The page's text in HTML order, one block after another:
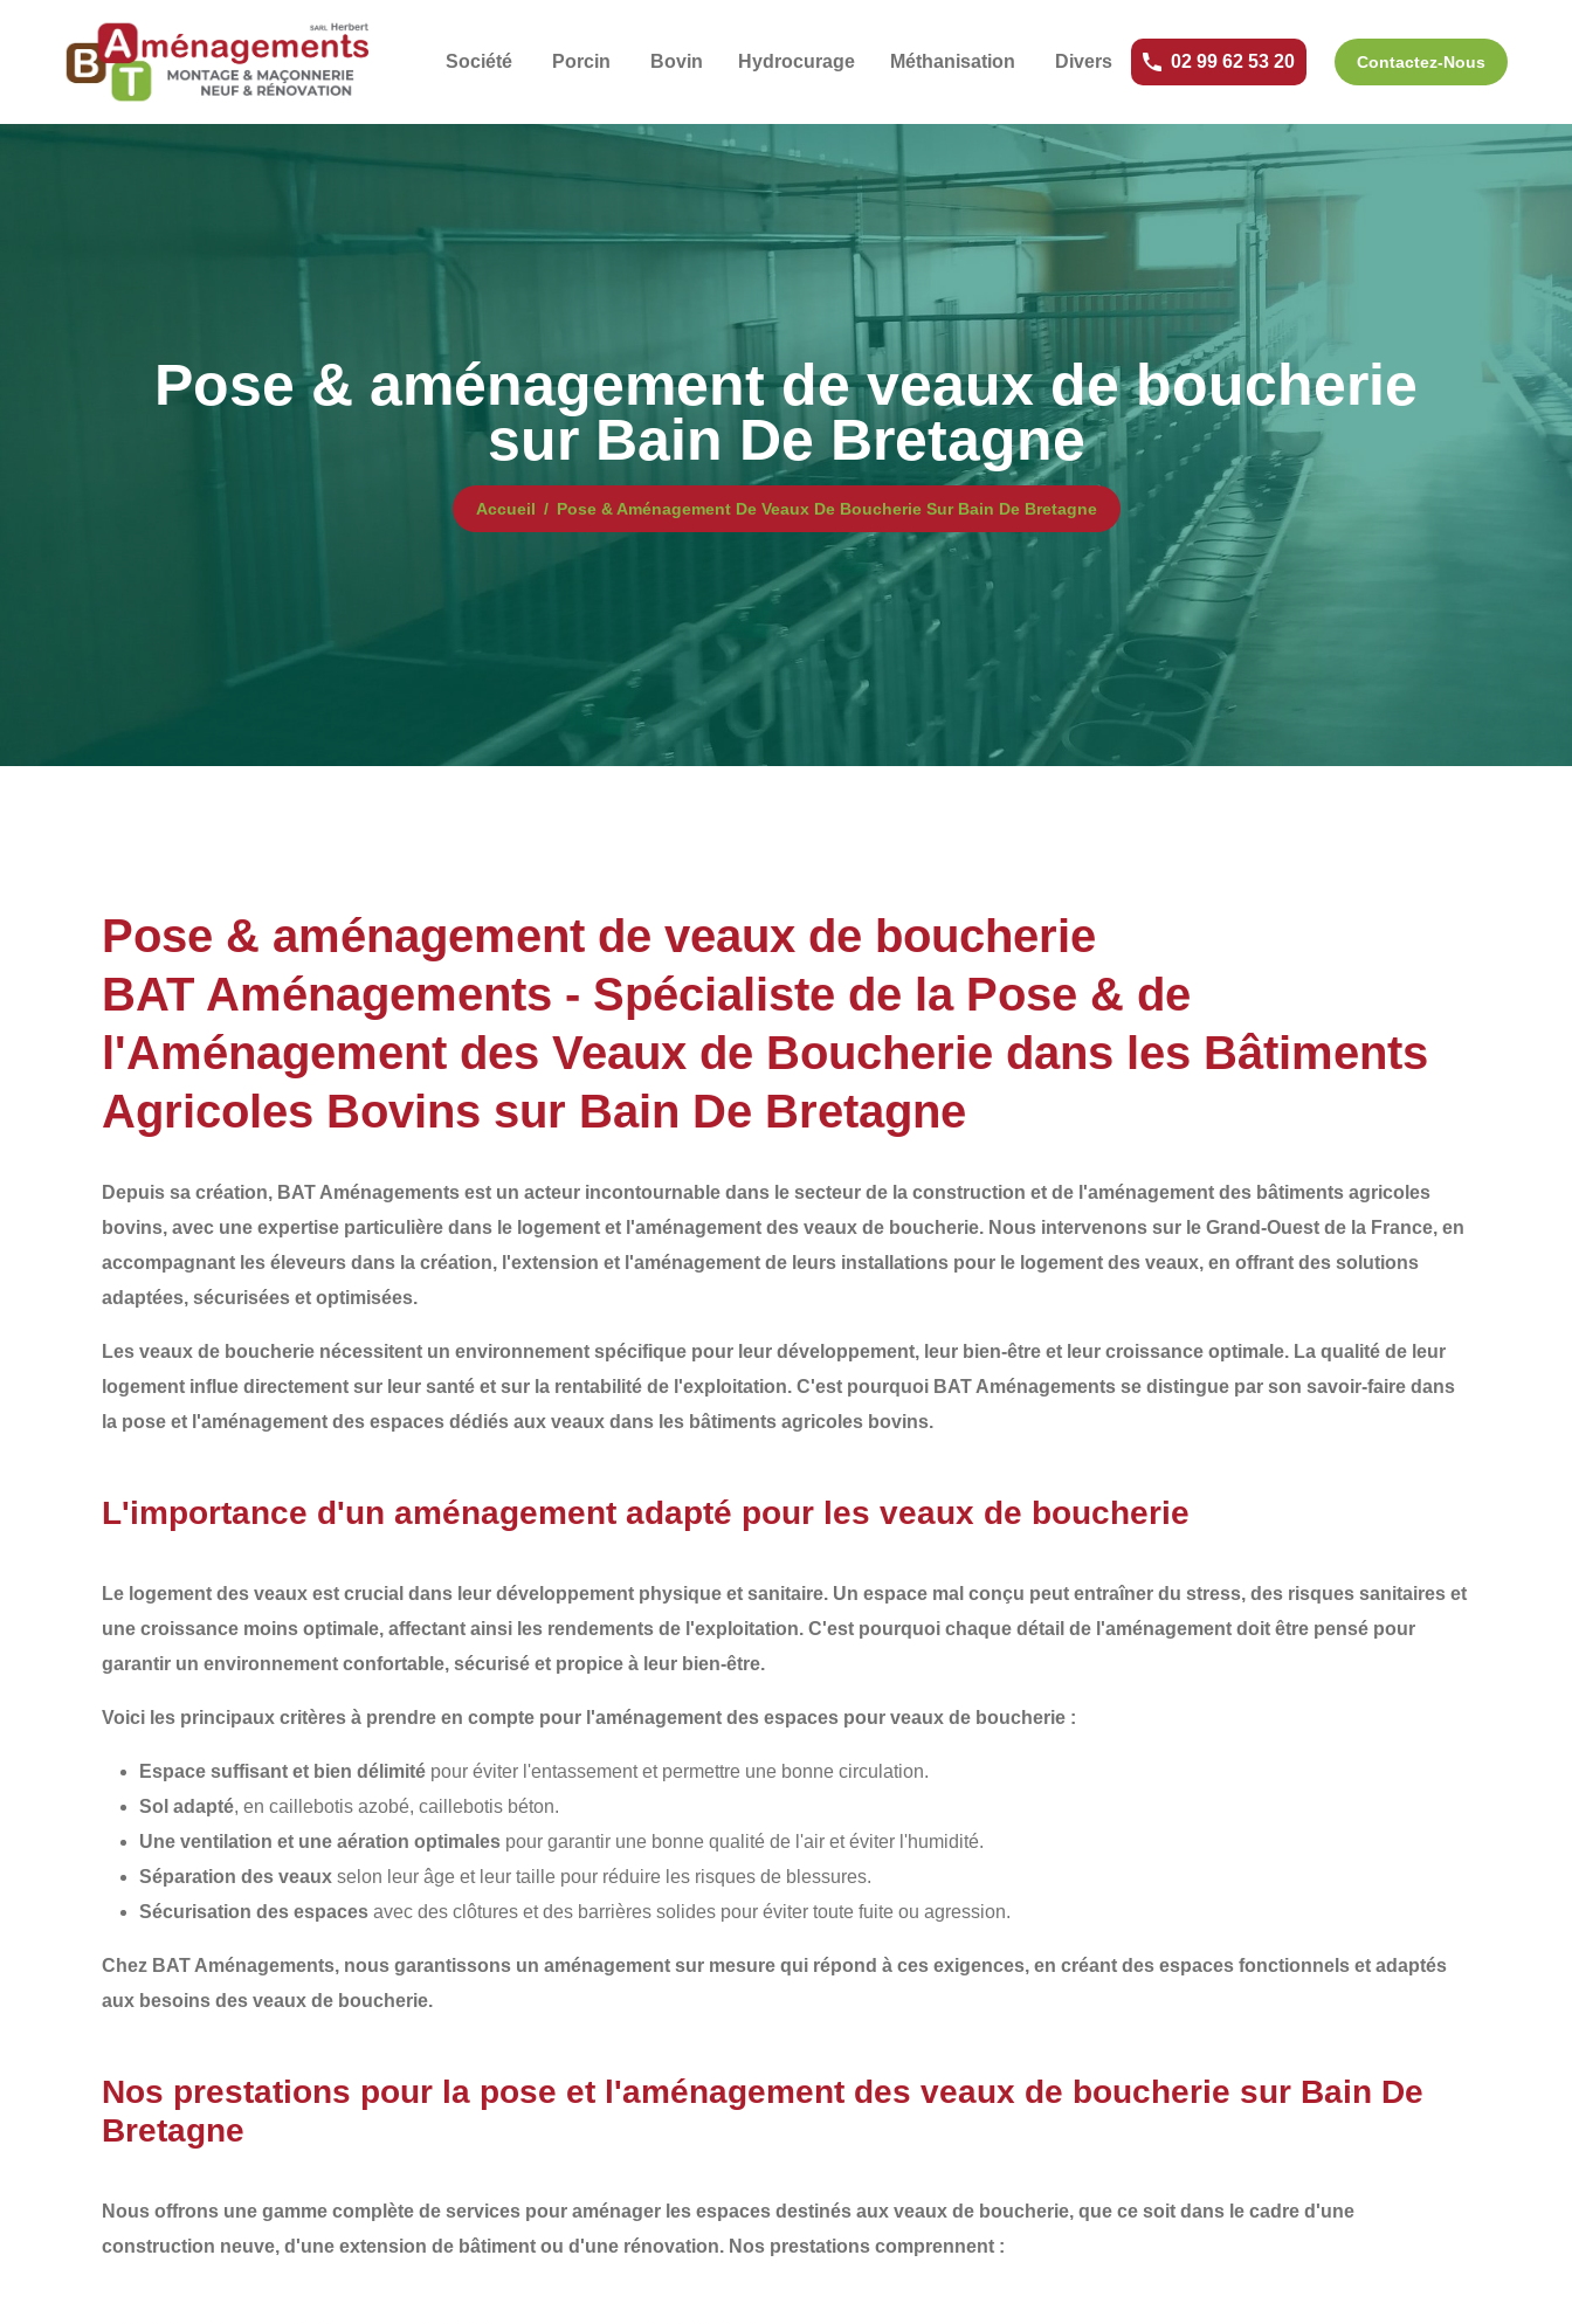
Société Porcin Bovin Hydrocurage Méthanisation Divers 02 99 62 53 20 Contactez-Nous
Pose & aménagement de veaux de boucherie
sur Bain De Bretagne
Accueil Pose & Aménagement De Veaux De Boucherie Sur Bain De Bretagne
Pose & aménagement de veaux de boucherie
BAT Aménagements - Spécialiste de la Pose & de
l'Aménagement des Veaux de Boucherie dans les Bâtiments
Agricoles Bovins sur Bain De Bretagne
Depuis sa création, BAT Aménagements est un acteur incontournable dans le secteur de la construction et de l'aménagement des bâtiments agricoles
bovins, avec une expertise particulière dans le logement et l'aménagement des veaux de boucherie. Nous intervenons sur le Grand-Ouest de la France, en
accompagnant les éleveurs dans la création, l'extension et l'aménagement de leurs installations pour le logement des veaux, en offrant des solutions
adaptées, sécurisées et optimisées.
Les veaux de boucherie nécessitent un environnement spécifique pour leur développement, leur bien-être et leur croissance optimale. La qualité de leur
logement influe directement sur leur santé et sur la rentabilité de l'exploitation. C'est pourquoi BAT Aménagements se distingue par son savoir-faire dans
la pose et l'aménagement des espaces dédiés aux veaux dans les bâtiments agricoles bovins.
L'importance d'un aménagement adapté pour les veaux de boucherie
Le logement des veaux est crucial dans leur développement physique et sanitaire. Un espace mal conçu peut entraîner du stress, des risques sanitaires et
une croissance moins optimale, affectant ainsi les rendements de l'exploitation. C'est pourquoi chaque détail de l'aménagement doit être pensé pour
garantir un environnement confortable, sécurisé et propice à leur bien-être.
Voici les principaux critères à prendre en compte pour l'aménagement des espaces pour veaux de boucherie :
Espace suffisant et bien délimité pour éviter l'entassement et permettre une bonne circulation.
Sol adapté, en caillebotis azobé, caillebotis béton.
Une ventilation et une aération optimales pour garantir une bonne qualité de l'air et éviter l'humidité.
Séparation des veaux selon leur âge et leur taille pour réduire les risques de blessures.
Sécurisation des espaces avec des clôtures et des barrières solides pour éviter toute fuite ou agression.
Chez BAT Aménagements, nous garantissons un aménagement sur mesure qui répond à ces exigences, en créant des espaces fonctionnels et adaptés
aux besoins des veaux de boucherie.
Nos prestations pour la pose et l'aménagement des veaux de boucherie sur Bain De
Bretagne
Nous offrons une gamme complète de services pour aménager les espaces destinés aux veaux de boucherie, que ce soit dans le cadre d'une
construction neuve, d'une extension de bâtiment ou d'une rénovation. Nos prestations comprennent :